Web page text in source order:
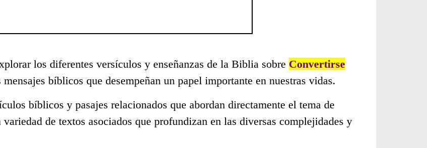
los diferentes versículos y enseñanzas de la Biblia sobre Convertirse
bíblicos que desempeñan un papel importante en nuestras vidas.
bíblicos y pasajes relacionados que abordan directamente el tema de
de textos asociados que profundizan en las diversas complejidades y